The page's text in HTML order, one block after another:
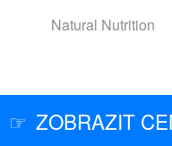
Natural Nutrition
ZOBRAZIT